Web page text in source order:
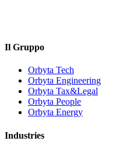
Il Gruppo
Orbyta Tech
Orbyta Engineering
Orbyta Tax&Legal
Orbyta People
Orbyta Energy
Industries